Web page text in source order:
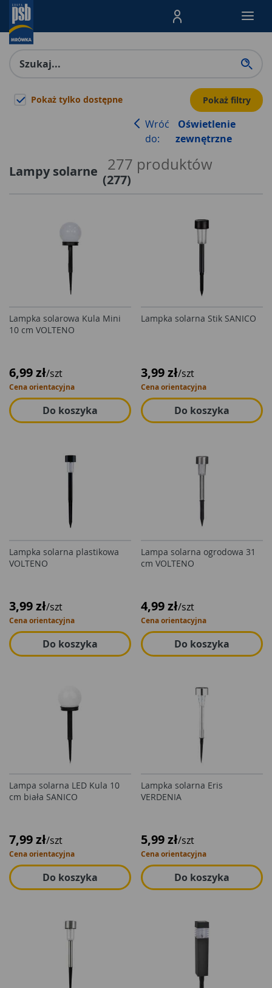
Menu Produktów,
Pokaż tylko dostępne Pokaż filtry
Wróć
do:
Oświetlenie
zewnętrzne
Lampy solarne 277 produktów
(277)
Lampka solarowa Kula Mini
10 cm VOLTENO
6,99 zł/szt
Cena orientacyjna
Do koszyka
Lampka solarna Stik SANICO
3,99 zł/szt
Cena orientacyjna
Do koszyka
Lampka solarna plastikowa
VOLTENO
3,99 zł/szt
Cena orientacyjna
Do koszyka
Lampa solarna ogrodowa 31
cm VOLTENO
4,99 zł/szt
Cena orientacyjna
Do koszyka
Lampa solarna LED Kula 10
cm biała SANICO
7,99 zł/szt
Cena orientacyjna
Do koszyka
Lampka solarna Eris
VERDENIA
5,99 zł/szt
Cena orientacyjna
Do koszyka